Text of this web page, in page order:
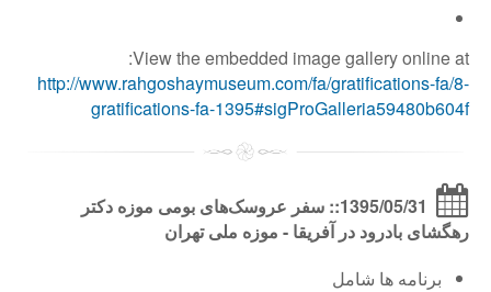
View the embedded image gallery online at:
http://www.rahgoshaymuseum.com/fa/gratifications-fa/8-
gratifications-fa-1395#sigProGalleria59480b604f
1395/05/31:: سفر عروسک‌های بومی موزه دکتر
رهگشای بادرود در آفریقا - موزه ملی تهران
برنامه ها شامل